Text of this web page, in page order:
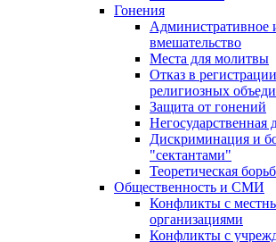
Гонения
Административное
вмешательство
Места для молитвы
Отказ в
религиозных
Защита от гонений
Негосударственная
Дискриминация и
"сектантами"
Теоретическая
Общественность и СМИ
Конфликты с
организациями
Конфликты с